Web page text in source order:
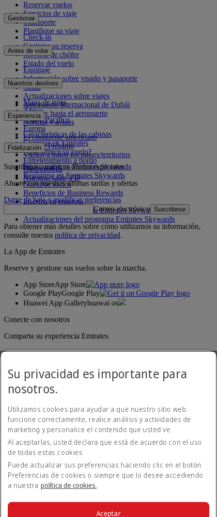
Reservar vuelos
Servicios de viaje
Transporte
Planifique su viaje
Gestionar
Check-in
Gestione su reserva
Servicio de chófer
Estado del vuelo
Antes de volar
Equipaje
Información sobre visado y pasaporte
Salud
Actualizaciones sobre viajes
Aeropuerto Internacional de Dubái
Desde y hasta el aeropuerto
Normas y avisos
Nuestros destinos
Mapa de rutas
África
Asia y Pacífico
Europa
El continente americano
Oriente Próximo
Vuelos a todos los países/territorios
Experiencia
Características de las cabinas
Comprar en Emirates
¿Qué ofrece su vuelo?
Entretenimiento a bordo
Gastronomía
Nuestras salas VIP
Fidelización
Inicie sesión en Emirates Skywards
Regístrese en Emirates Skywards
Nuestros socios
Beneficios de Business Rewards
Inscriba su empresa
Normativa del programa Emirates Skywards
Actualizaciones del programa Emirates Skywards
Suscribirse a nuestras ofertas especiales
Ahorre con nuestras últimas tarifas y ofertas
Darse de baja o modificar preferencias
Correo electrónico Suscribirse
Para obtener más detalles sobre cómo utilizamos su información,
consulte nuestra política de privacidad.
La App de Emirates
Reserve y gestione sus vuelos sobre la marcha.
App StoreApp Store
Google PlayGoogle Play
Huawei App Galleryhuawai os
Conecte con nosotros
Comparta su experiencia Emirates.
Emirates, domicilio legal: Rodríguez Peña 694, Piso 10, Ciudad
Autónoma de Buenos Aires
Declaración de accesibilidad
Contacte con nosotros
Política de privacidad
Condiciones generales
Política de cookies
Ciberseguridad
Su privacidad es importante para
nosotros.
Utilizamos cookies para ayudar a que nuestro sitio web
funcione correctamente, realice análisis y actividades de
marketing y personalice el contenido que usted ve.
Al aceptarlas, usted declara que está de acuerdo con el uso
de todas estas cookies.
Puede actualizar sus preferencias haciendo clic en el botón
Preferencias de cookies o siempre que lo desee accediendo
a nuestra política de cookies.
Aceptar